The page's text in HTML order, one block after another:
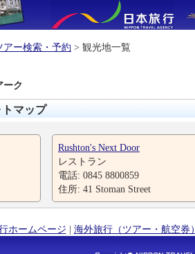
アー検索・予約 > 観光地一覧
ーク
マップ
Rushton's Next Door
レストラン
電話: 0845 8800859
住所: 41 Stoman Street
ホームページ | 海外旅行（ツアー・航空券）